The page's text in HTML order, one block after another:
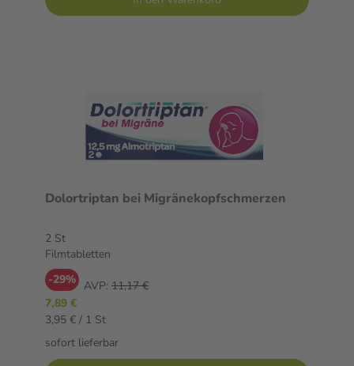
Dolortriptan bei Migränekopfschmerzen
2 St
Filmtabletten
-29% AVP: 11,17 €
7,89 €
3,95 € / 1 St
sofort lieferbar